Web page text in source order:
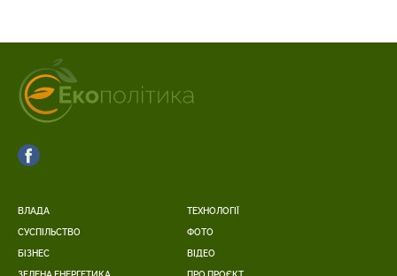
ВЛАДА
СУСПІЛЬСТВО
БІЗНЕС
ТЕХНОЛОГІЇ
ФОТО
ВІДЕО